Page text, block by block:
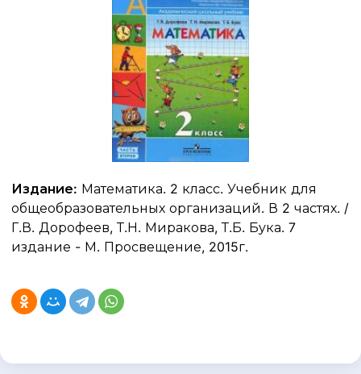
Издание: Математика. 2 класс. Учебник для
общеобразовательных организаций. В 2 частях. /
Г.В. Дорофеев, Т.Н. Миракова, Т.Б. Бука. 7
издание - М. Просвещение, 2015г.